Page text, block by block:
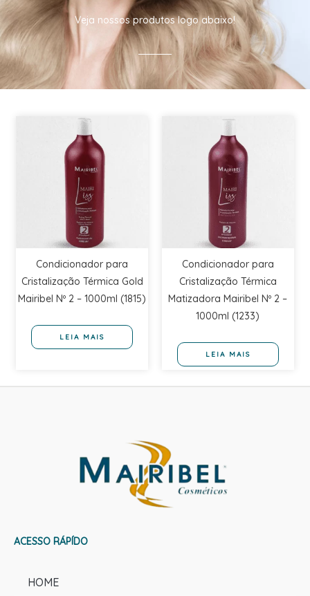
Veja nossos produtos logo abaixo!
Condicionador para
Cristalização Térmica Gold
Mairibel Nº 2 – 1000ml (1815)
LEIA MAIS
Condicionador para
Cristalização Térmica
Matizadora Mairibel Nº 2 –
1000ml (1233)
LEIA MAIS
ACESSO RÁPÍDO
HOME